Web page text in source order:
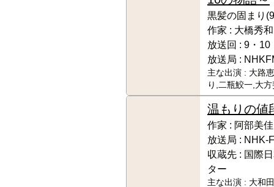
黒髪の固まり
作家 : 大橋秀
放送回 : 9・10
放送局 :
主な出演 : 大路
り,二瓶鮫一,大
温もりの値
作家 : 阿部美佳
放送局 : NHK-
収蔵先 : 国際
ター
主な出演 : 大和